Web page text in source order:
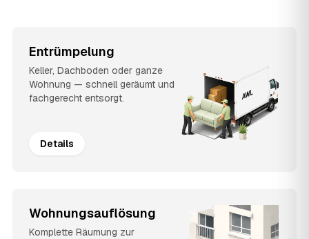
Entrümpelung
Keller, Dachboden oder ganze
Wohnung — schnell geräumt und
fachgerecht entsorgt.
Details
Wohnungsauflösung
Komplette Räumung zur